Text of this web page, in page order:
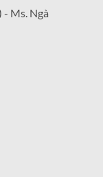
- Ms. Ngà